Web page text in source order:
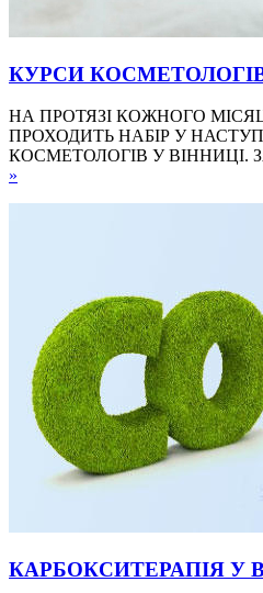
КУРСИ
НА ПРОТЯЗІ КОЖНОГО
ПРОХОДИТЬ НАБІР У
КОСМЕТОЛОГІВ У ВІННИЦІ.
»
КАРБОКСИТЕРАПІЯ У